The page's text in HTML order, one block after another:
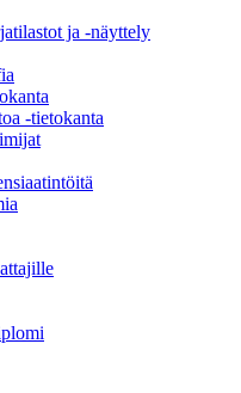
ja -näyttely
-tietokanta